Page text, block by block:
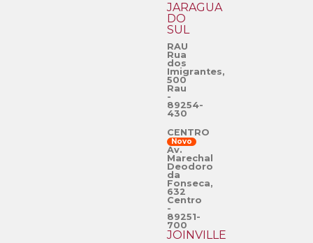
JARAGUÁ
DO
SUL
RAU
Rua
dos
Imigrantes,
500
Rau
-
89254-
430
CENTRO
Novo
Av.
Marechal
Deodoro
da
Fonseca,
632
Centro
-
89251-
700
JOINVILLE